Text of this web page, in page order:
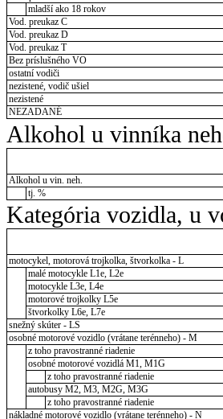
mladší ako 18 rokov
Vod. preukaz C
Vod. preukaz D
Vod. preukaz T
Bez príslušného VO
ostatní vodiči
nezistené, vodič ušiel
nezistené
NEZADANÉ
Alkohol u vinníka
Alkohol u vin. neh.
tj. %
Kategória vozidla, u
motocykel, motorová trojkolka, štvorkolka - L
malé motocykle L1e, L2e
motocykle L3e, L4e
motorové trojkolky L5e
štvorkolky L6e, L7e
snežný skúter - LS
osobné motorové vozidlo (vrátane terénneho) - M
z toho pravostranné riadenie
osobné motorové vozidlá M1, M1G
z toho pravostranné riadenie
autobusy M2, M3, M2G, M3G
z toho pravostranné riadenie
nákladné motorové vozidlo (vrátane terénneho) - N